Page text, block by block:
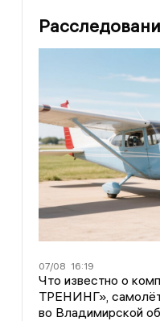
07/08 16:19
Что известно о
ТРЕНИНГ», самолёт
во Владимирской